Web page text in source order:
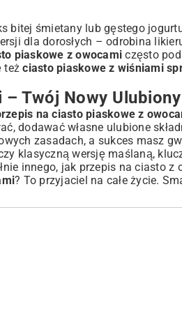
bitej śmietany lub gęstego
dla dorosłych – odrobina
piaskowe z owocami często
teżciasto piaskowe z wiśniami
Twój Nowy
na ciasto piaskowe z
dodawać własne ulubione
zasadach, a sukces masz
klasyczną wersję maślaną,
innego, jak przepis na ciasto z
? To przyjaciel na całe życie.